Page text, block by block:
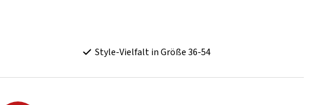
Style-Vielfalt in Größe 36-54